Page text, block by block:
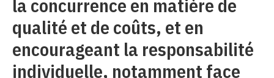
la concurrence en matière de
qualité et de coûts, et en
encourageant la responsabilité
individuelle, notamment face